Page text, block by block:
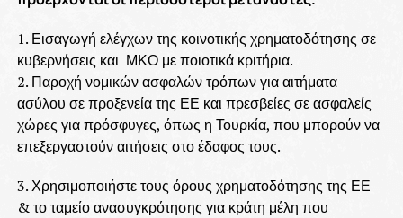
1. Εισαγωγή ελέγχων της κοινοτικής χρηματοδότησης σε
κυβερνήσεις και ΜΚΟ με ποιοτικά κριτήρια.
2. Παροχή νομικών ασφαλών τρόπων για αιτήματα
ασύλου σε προξενεία της ΕΕ και πρεσβείες σε ασφαλείς
χώρες για πρόσφυγες, όπως η Τουρκία, που μπορούν να
επεξεργαστούν αιτήσεις στο έδαφος τους.
3. Χρησιμοποιήστε τους όρους χρηματοδότησης της ΕΕ
& το ταμείο ανασυγκρότησης για κράτη μέλη που